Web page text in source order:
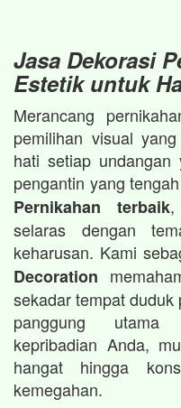
Jasa Dekorasi
Estetik untuk
Merancang
pemilihan visual
hati setiap
pengantin yang
Pernikahan terbaik,
selaras dengan
keharusan. Kami
Decoration
sekadar tempat
panggung utama
kepribadian Anda,
hangat hingga
kemegahan.